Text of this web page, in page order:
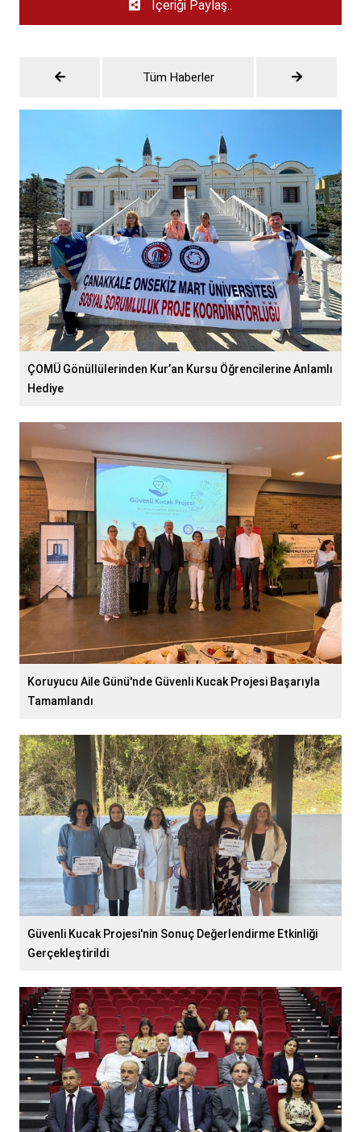
İçeriği Paylaş..
Tüm Haberler
ÇOMÜ Gönüllülerinden Kur’an Kursu Öğrencilerine Anlamlı
Hediye
Koruyucu Aile Günü'nde Güvenli Kucak Projesi Başarıyla
Tamamlandı
Güvenli Kucak Projesi'nin Sonuç Değerlendirme Etkinliği
Gerçekleştirildi